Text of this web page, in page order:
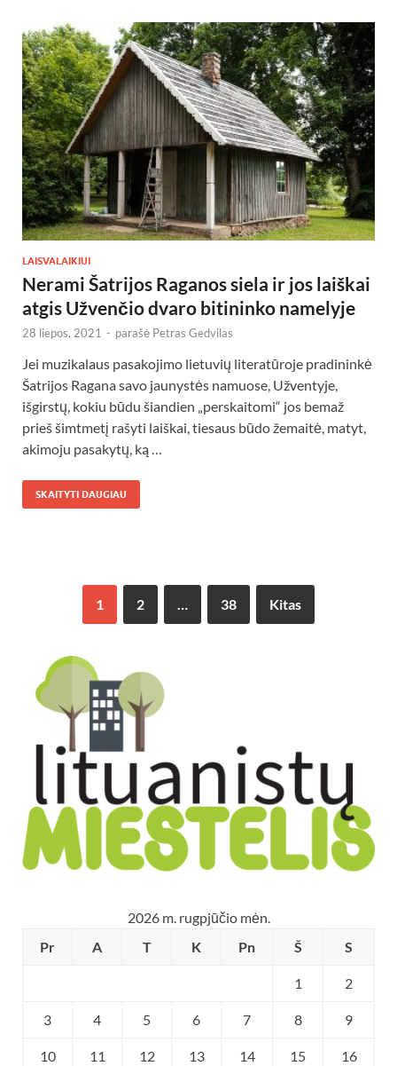
LAISVALAIKIUI
Nerami Šatrijos Raganos siela ir jos laiškai
atgis Užvenčio dvaro bitininko namelyje
28 liepos, 2021 - parašė Petras Gedvilas
Jei muzikalaus pasakojimo lietuvių literatūroje pradininkė
Šatrijos Ragana savo jaunystės namuose, Užventyje,
išgirstų, kokiu būdu šiandien „perskaitomi“ jos bemaž
prieš šimtmetį rašyti laiškai, tiesaus būdo žemaitė, matyt,
akimoju pasakytų, ką …
SKAITYTI DAUGIAU
1 2 38 Kitas
2026 m. rugpjūčio mėn.
Pr
A T K Pn Š S
1 2
3 4 5 6 7 8 9
10 11 12 13 14 15 16